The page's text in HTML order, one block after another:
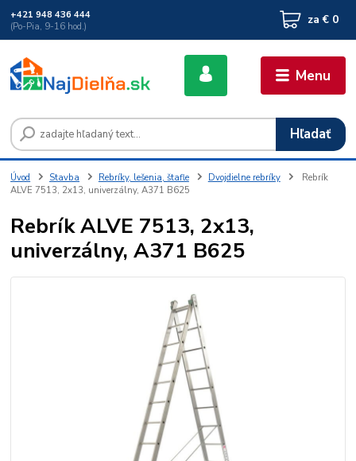
Menu
Hľadať
+421 948 436 444
(Po-Pia, 9-16 hod.)
za € 0
Úvod Stavba Rebríky, lešenia, štafle Dvojdielne rebríky
Rebrík
ALVE 7513, 2x13, univerzálny, A371 B625
Rebrík ALVE 7513, 2x13,
univerzálny, A371 B625